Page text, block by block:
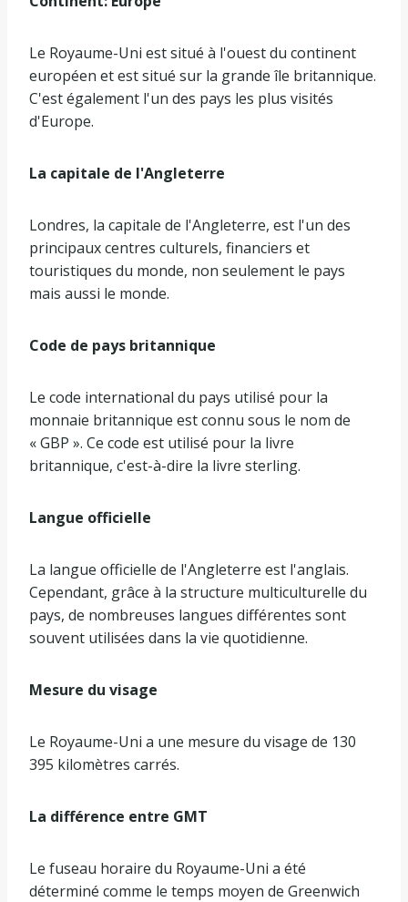
Le Royaume-Uni est situé à l'ouest du continent
européen et est situé sur la grande île britannique.
C'est également l'un des pays les plus visités
d'Europe.
La capitale de l'Angleterre
Londres, la capitale de l'Angleterre, est l'un des
principaux centres culturels, financiers et
touristiques du monde, non seulement le pays
mais aussi le monde.
Code de pays britannique
Le code international du pays utilisé pour la
monnaie britannique est connu sous le nom de
« GBP ». Ce code est utilisé pour la livre
britannique, c'est-à-dire la livre sterling.
Langue officielle
La langue officielle de l'Angleterre est l'anglais.
Cependant, grâce à la structure multiculturelle du
pays, de nombreuses langues différentes sont
souvent utilisées dans la vie quotidienne.
Mesure du visage
Le Royaume-Uni a une mesure du visage de 130
395 kilomètres carrés.
La différence entre GMT
Le fuseau horaire du Royaume-Uni a été
déterminé comme le temps moyen de Greenwich